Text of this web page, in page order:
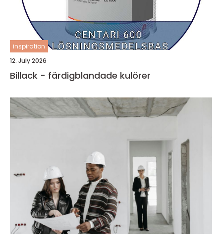
inspiration
12. July 2026
Billack - färdigblandade kulörer